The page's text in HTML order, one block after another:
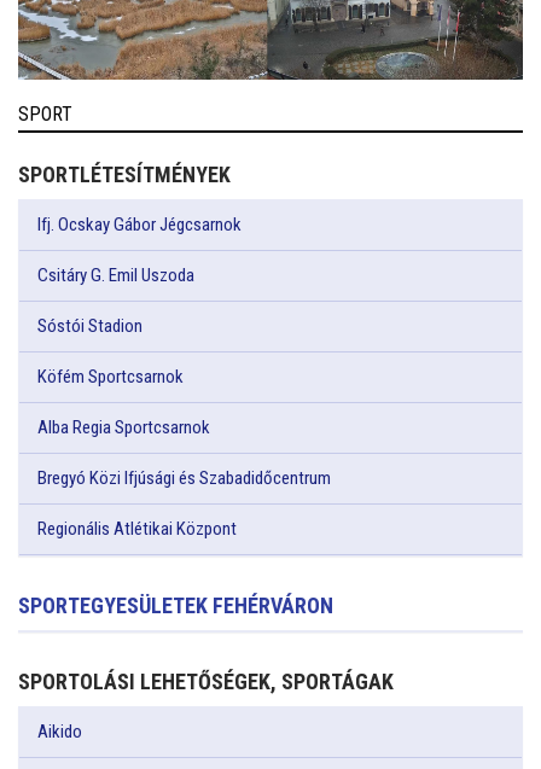
SPORT
SPORTLÉTESÍTMÉNYEK
Ifj. Ocskay Gábor Jégcsarnok
Csitáry G. Emil Uszoda
Sóstói Stadion
Köfém Sportcsarnok
Alba Regia Sportcsarnok
Bregyó Közi Ifjúsági és Szabadidőcentrum
Regionális Atlétikai Központ
SPORTEGYESÜLETEK FEHÉRVÁRON
SPORTOLÁSI LEHETŐSÉGEK, SPORTÁGAK
Aikido